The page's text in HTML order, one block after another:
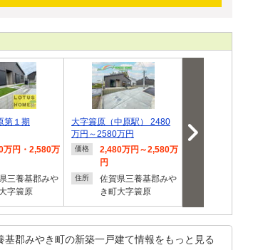
第１期
万円・2,580万
三養基郡みや
字簑原
大字簑原（中原駅） 2480
万円～2580万円
価格
2,480万円～2,580万
円
住所
佐賀県三養基郡みや
き町大字簑原
8万円・2798万円
基郡みやき町の新築一戸建て情報をもっと見る